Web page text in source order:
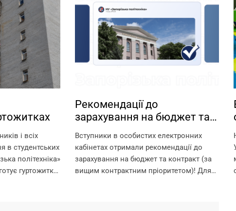
і всіх
в студентських
політехніка»
гуртожитки
Рекомендації до
зарахування на бюджет та
Вступники в особистих електронних
кабінетах отримали рекомендації до
зарахування на бюджет та контракт (за
вищим контрактним пріоритетом)! Для